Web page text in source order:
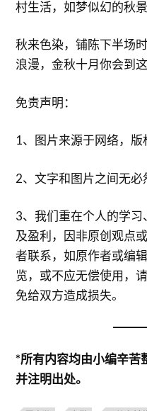
村生活，如梦似幻的秋
秋来色染，铺陈下半场
浪漫，金秋十月你会到
免责声明：
1、图片来源于网络，版
2、文字和图片之间无必
3、我们重在个人的学
及盈利，因非原创观点
者联系，如原作者或编
览，或不应无偿使用，
免给双方造成损失。
*所有内容均由小编辛苦
并注明出处。